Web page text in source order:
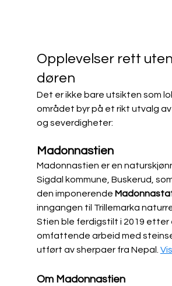
Opplevelser rett
døren
Det er ikke bare utsikten som
området byr på et rikt utvalg
og severdigheter:
Madonnastien
​Madonnastien er en
Sigdal kommune, Buskerud,
den imponerende
inngangen til Trillemarka
Stien ble ferdigstilt i 2019 etter
omfattende arbeid med
utført av sherpaer fra Nepal. ​
Om Madonnastien